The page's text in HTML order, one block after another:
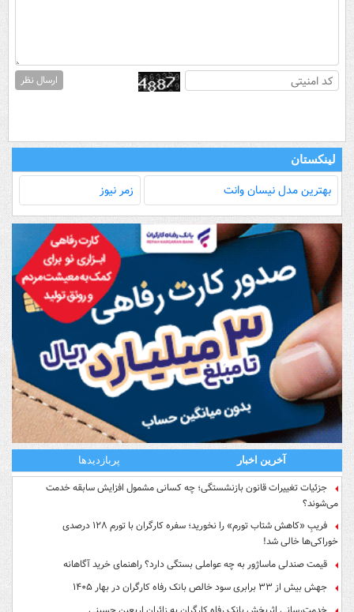
ارسال نظر
لینکستان
بهترین مدل‌ نیسان وانت زمر نیوز
آخرین اخبار پربازدیدها
جزئیات تغییرات قانون بازنشستگی؛ چه کسانی مشمول افزایش سابقه خدمت
می‌شوند؟
فریبِ «کاهش شتاب تورم» را نخورید؛ سفره کارگران با تورم ۱۲۸ درصدی
خوراکی‌ها خالی شد!
قیمت صندلی ماساژور به چه عواملی بستگی دارد؟ راهنمای خرید آگاهانه
جهش بیش از ۳۳ برابری سود خالص بانک رفاه کارگران در بهار ۱۴۰۵